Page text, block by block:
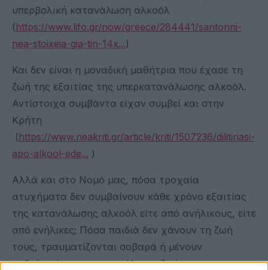
υπερβολική κατανάλωση αλκοόλ
(https://www.lifo.gr/now/greece/284441/santorini-
nea-stoixeia-gia-tin-14x...)
Και δεν είναι η μοναδική μαθήτρια που έχασε τη
ζωή της εξαιτίας της υπερκατανάλωσης αλκοόλ.
Αντίστοιχα συμβάντα είχαν συμβεί και στην
Κρήτη
(https://www.neakriti.gr/article/kriti/1507236/dilitiriasi-
apo-alkool-ede... )
Αλλά και στο Νομό μας, πόσα τροχαία
ατυχήματα δεν συμβαίνουν κάθε χρόνο εξαιτίας
της κατανάλωσης αλκοόλ είτε από ανήλικους, είτε
από ενήλικες; Πόσα παιδιά δεν χάνουν τη ζωή
τους, τραυματίζονται σοβαρά ή μένουν
καθηλωμένα για την υπόλοιπη ζωή τους;